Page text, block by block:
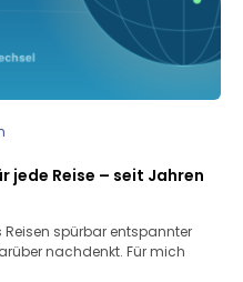
jede Reise – seit Jahren
Reisen spürbar entspannter
nachdenkt. Für mich